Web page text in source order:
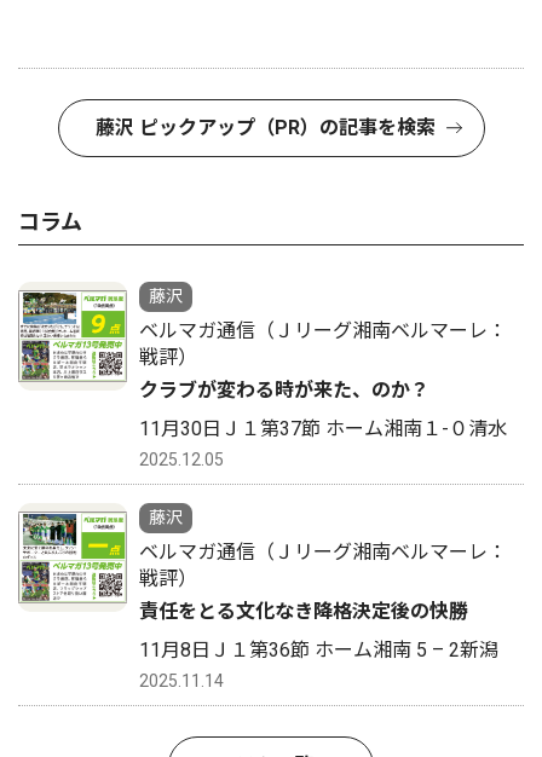
藤沢 ピックアップ（PR）の記事を検索
コラム
藤沢
ベルマガ通信（Ｊリーグ湘南ベルマーレ：
戦評）
クラブが変わる時が来た、のか？
11月30日Ｊ１第37節 ホーム湘南１-０清水
2025.12.05
藤沢
ベルマガ通信（Ｊリーグ湘南ベルマーレ：
戦評）
責任をとる文化なき降格決定後の快勝
11月8日Ｊ１第36節 ホーム湘南 5 – 2新潟
2025.11.14